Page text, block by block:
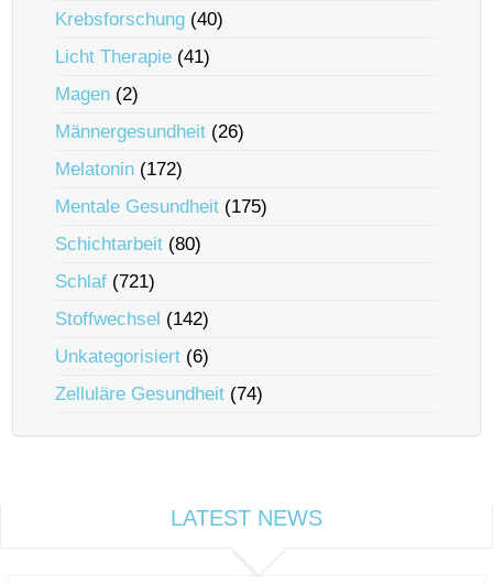
Krebsforschung (40)
Licht Therapie (41)
Magen (2)
Männergesundheit (26)
Melatonin (172)
Mentale Gesundheit (175)
Schichtarbeit (80)
Schlaf (721)
Stoffwechsel (142)
Unkategorisiert (6)
Zelluläre Gesundheit (74)
LATEST NEWS